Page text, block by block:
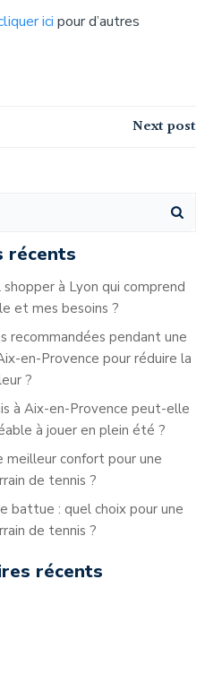
ici pour d’autres
Navigation
Next post
récents
à Lyon qui comprend
et mes besoins ?
recommandées pendant une
en-Provence pour réduire la
?
à Aix-en-Provence peut-elle
à jouer en plein été ?
confort pour une
de tennis ?
battue : quel choix pour une
de tennis ?
récents